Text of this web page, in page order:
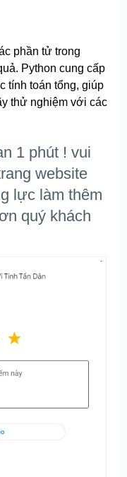
phần tử trong
Python cung cấp
tính toán tổng, giúp
thử nghiệm với các
1 phút ! vui
website
lực làm thêm
quý khách